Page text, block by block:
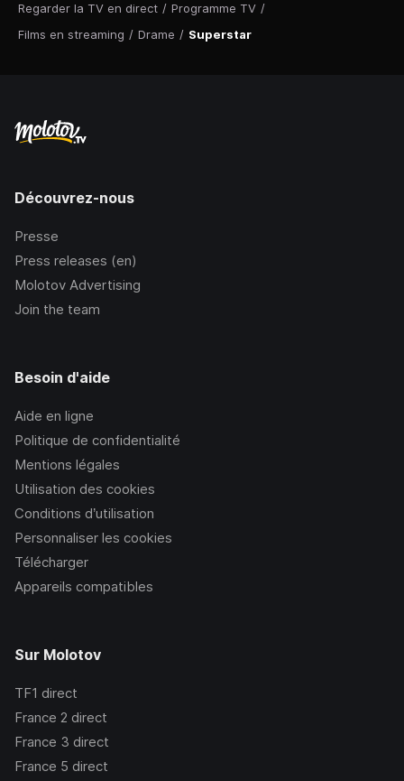
Regarder la TV en direct / Programme TV /
Films en streaming / Drame / Superstar
Découvrez-nous
Presse
Press releases (en)
Molotov Advertising
Join the team
Besoin d'aide
Aide en ligne
Politique de confidentialité
Mentions légales
Utilisation des cookies
Conditions d’utilisation
Personnaliser les cookies
Télécharger
Appareils compatibles
Sur Molotov
TF1 direct
France 2 direct
France 3 direct
France 5 direct